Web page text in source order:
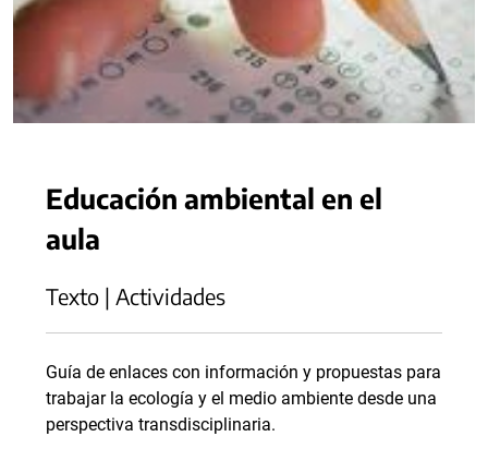
Educación ambiental en el
aula
Texto | Actividades
Guía de enlaces con información y propuestas para
trabajar la ecología y el medio ambiente desde una
perspectiva transdisciplinaria.